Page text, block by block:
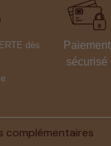
dès
Paiement
sécurisé
complémentaires